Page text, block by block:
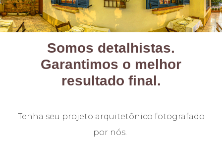
Somos detalhistas.
Garantimos o melhor
resultado final.
Tenha seu projeto arquitetônico fotografado
por nós.